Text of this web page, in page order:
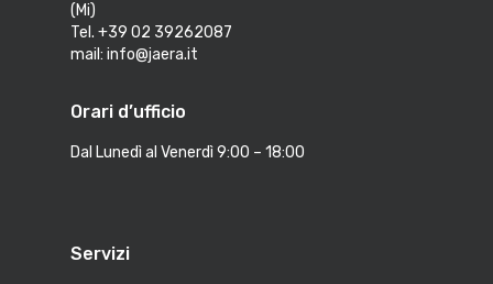
(Mi)
Tel. +39 02 39262087
mail: info@jaera.it
Orari d’ufficio
Dal Lunedì al Venerdì 9:00 – 18:00
Servizi